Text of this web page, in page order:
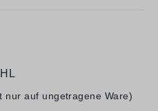
nur auf ungetragene Ware)